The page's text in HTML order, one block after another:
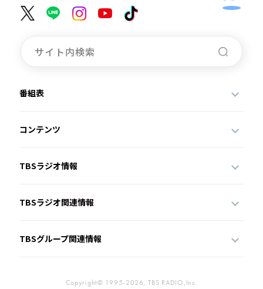
番組表
コンテンツ
TBSラジオ情報
TBSラジオ関連情報
TBSグループ関連情報
Copyright© 1995-2026, TBS RADIO,Inc.